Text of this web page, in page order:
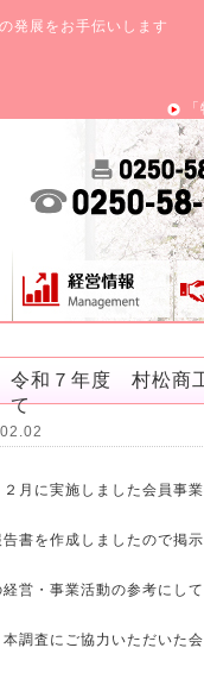
発展をお手伝いします
令和７年度 村松商
て
２月に実施しました会員事
告書を作成しましたので掲
経営・事業活動の参考にし
本調査にご協力いただいた